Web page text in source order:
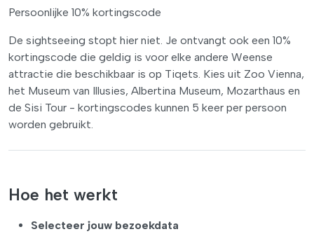
Persoonlijke 10% kortingscode
De sightseeing stopt hier niet. Je ontvangt ook een 10%
kortingscode die geldig is voor elke andere Weense
attractie die beschikbaar is op Tiqets. Kies uit Zoo Vienna,
het Museum van Illusies, Albertina Museum, Mozarthaus en
de Sisi Tour - kortingscodes kunnen 5 keer per persoon
worden gebruikt.
Hoe het werkt
Selecteer jouw bezoekdata